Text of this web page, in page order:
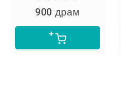
900 драм